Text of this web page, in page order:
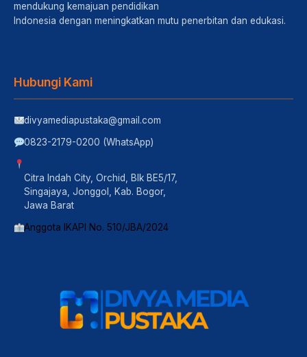
mendukung kemajuan pendidikan
Indonesia dengan meningkatkan mutu penerbitan dan edukasi.
Hubungi Kami
divyamediapustaka@gmail.com
0823-2179-0200 (WhatsApp)
Citra Indah City, Orchid, Blk BE5/17,
Singajaya, Jonggol, Kab. Bogor,
Jawa Barat
Anggota IKAPI No. 510/JBA/2024